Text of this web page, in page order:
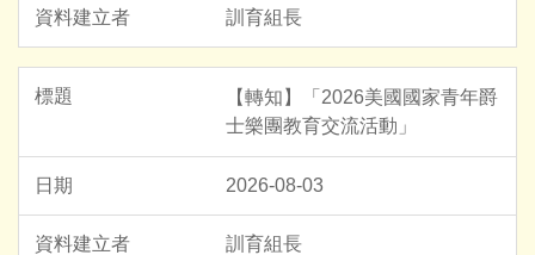
訓育組長
【轉知】「2026美國國家青年爵
士樂團教育交流活動」
2026-08-03
訓育組長